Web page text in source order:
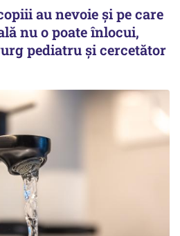
au nevoie și pe care
nu o poate înlocui,
pediatru și cercetător